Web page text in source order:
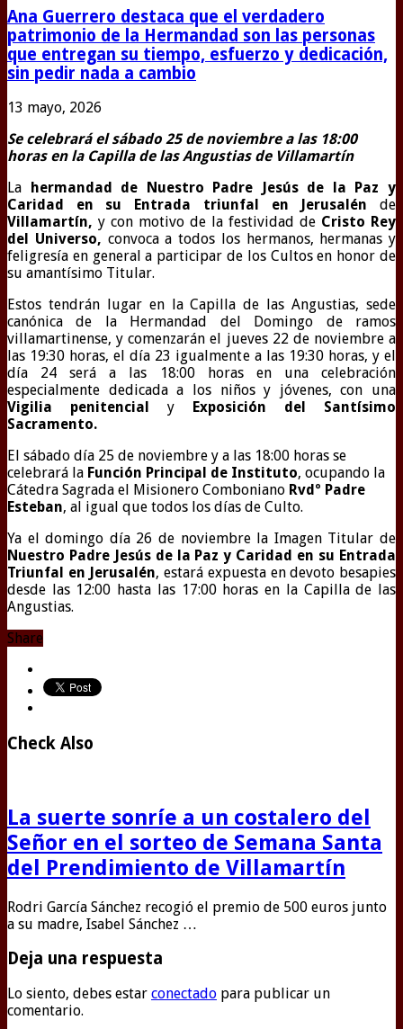
Ana Guerrero destaca que el verdadero
patrimonio de la Hermandad son las personas
que entregan su tiempo, esfuerzo y dedicación,
sin pedir nada a cambio
13 mayo, 2026
Se celebrará el sábado 25 de noviembre a las 18:00
horas en la Capilla de las Angustias de Villamartín
La
hermandad de Nuestro Padre Jesús de la Paz y
Caridad en su Entrada triunfal en Jerusalén de
Villamartín, y con motivo de la festividad de Cristo Rey
del Universo, convoca a todos los hermanos, hermanas y
feligresía en general a participar de los Cultos en honor de
su amantísimo Titular.
Estos tendrán lugar en la Capilla de las Angustias, sede
canónica de la Hermandad del Domingo de ramos
villamartinense, y comenzarán el jueves 22 de noviembre a
las 19:30 horas, el día 23 igualmente a las 19:30 horas, y el
día 24 será a las 18:00 horas en una celebración
especialmente dedicada a los niños y jóvenes, con una
Vigilia penitencial y Exposición del Santísimo
Sacramento.
El sábado día 25 de noviembre y a las 18:00 horas se
celebrará la Función Principal de Instituto, ocupando la
Cátedra Sagrada el Misionero Comboniano Rvdº Padre
Esteban, al igual que todos los días de Culto.
Ya el domingo día 26 de noviembre la Imagen Titular de
Nuestro Padre Jesús de la Paz y Caridad en su Entrada
Triunfal en Jerusalén, estará expuesta en devoto besapies
desde las 12:00 hasta las 17:00 horas en la Capilla de las
Angustias.
Share
Check Also
La suerte sonríe a un costalero del
Señor en el sorteo de Semana Santa
del Prendimiento de Villamartín
Rodri García Sánchez recogió el premio de 500 euros junto
a su madre, Isabel Sánchez …
Deja una respuesta
Lo siento, debes estar conectado para publicar un
comentario.